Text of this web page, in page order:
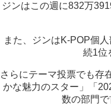
ジンはこの週に832万
また、ジンはK-POP個
続1位
さらにテーマ投票でも存
かな魅力のスター」「
数の部門で